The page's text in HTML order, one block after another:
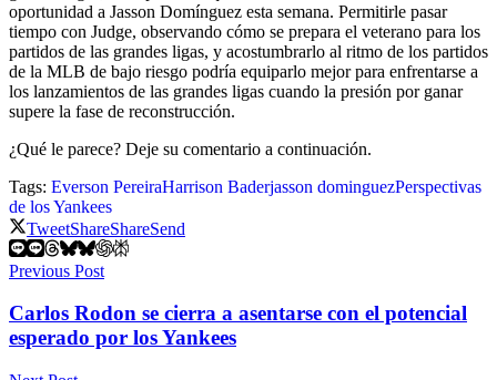
oportunidad a Jasson Domínguez esta semana. Permitirle pasar
tiempo con Judge, observando cómo se prepara el veterano para los
partidos de las grandes ligas, y acostumbrarlo al ritmo de los partidos
de la MLB de bajo riesgo podría equiparlo mejor para enfrentarse a
los lanzamientos de las grandes ligas cuando la presión por ganar
supere la fase de reconstrucción.
¿Qué le parece? Deje su comentario a continuación.
Tags: Everson PereiraHarrison Baderjasson dominguezPerspectivas
de los Yankees
TweetShareShareSend
Previous Post
Carlos Rodon se cierra a asentarse con el potencial
esperado por los Yankees